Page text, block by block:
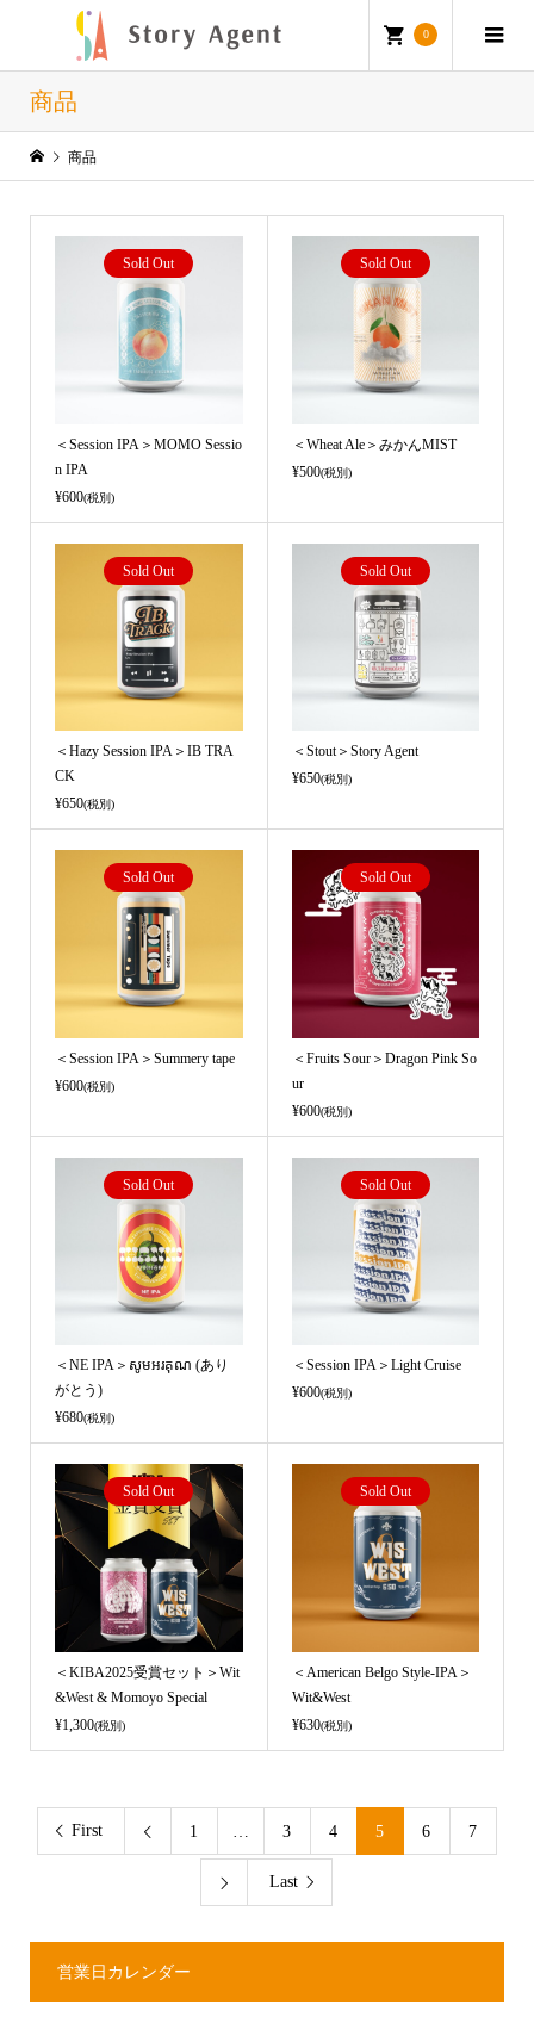
0
商品
商品
Sold Out
＜Session IPA＞MOMO Sessio
n IPA
¥600(税別)
Sold Out
＜Wheat Ale＞みかんMIST
¥500(税別)
Sold Out
＜Hazy Session IPA＞IB TRA
CK
¥650(税別)
Sold Out
＜Stout＞Story Agent
¥650(税別)
Sold Out
＜Session IPA＞Summery tape
¥600(税別)
Sold Out
＜Fruits Sour＞Dragon Pink So
ur
¥600(税別)
Sold Out
＜NE IPA＞សូមអរគុណ (あり
がとう)
¥680(税別)
Sold Out
＜Session IPA＞Light Cruise
¥600(税別)
Sold Out
＜KIBA2025受賞セット＞Wit
&West & Momoyo Special
¥1,300(税別)
Sold Out
＜American Belgo Style-IPA＞
Wit&West
¥630(税別)
First  1 … 3 4 5 6 7
 Last
営業日カレンダー